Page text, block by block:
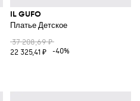
IL GUFO
Платье Детское
37 208,69 ₽
22 325,41 ₽
-40%